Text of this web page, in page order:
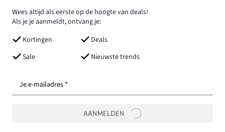
Wees altijd als eerste op de hoogte van deals!
Als je je aanmeldt, ontvang je:
Kortingen
Deals
Sale
Nieuwste trends
Je e-mailadres *
AANMELDEN